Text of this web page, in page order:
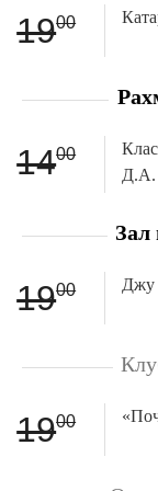
1900
1400
Д.А.
Зал
1900 Джу
1900